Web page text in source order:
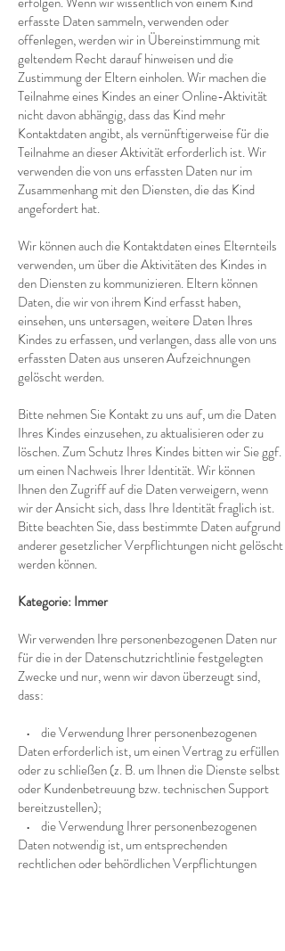
erfasste Daten sammeln, verwenden oder
offenlegen, werden wir in Übereinstimmung mit
geltendem Recht darauf hinweisen und die
Zustimmung der Eltern einholen. Wir machen die
Teilnahme eines Kindes an einer Online-Aktivität
nicht davon abhängig, dass das Kind mehr
Kontaktdaten angibt, als vernünftigerweise für die
Teilnahme an dieser Aktivität erforderlich ist. Wir
verwenden die von uns erfassten Daten nur im
Zusammenhang mit den Diensten, die das Kind
angefordert hat.
Wir können auch die Kontaktdaten eines Elternteils
verwenden, um über die Aktivitäten des Kindes in
den Diensten zu kommunizieren. Eltern können
Daten, die wir von ihrem Kind erfasst haben,
einsehen, uns untersagen, weitere Daten Ihres
Kindes zu erfassen, und verlangen, dass alle von uns
erfassten Daten aus unseren Aufzeichnungen
gelöscht werden.
Bitte nehmen Sie Kontakt zu uns auf, um die Daten
Ihres Kindes einzusehen, zu aktualisieren oder zu
löschen. Zum Schutz Ihres Kindes bitten wir Sie ggf.
um einen Nachweis Ihrer Identität. Wir können
Ihnen den Zugriff auf die Daten verweigern, wenn
wir der Ansicht sich, dass Ihre Identität fraglich ist.
Bitte beachten Sie, dass bestimmte Daten aufgrund
anderer gesetzlicher Verpflichtungen nicht gelöscht
werden können.
Kategorie: Immer
Wir verwenden Ihre personenbezogenen Daten nur
für die in der Datenschutzrichtlinie festgelegten
Zwecke und nur, wenn wir davon überzeugt sind,
dass:
• die Verwendung Ihrer personenbezogenen
Daten erforderlich ist, um einen Vertrag zu erfüllen
oder zu schließen (z. B. um Ihnen die Dienste selbst
oder Kundenbetreuung bzw. technischen Support
bereitzustellen);
• die Verwendung Ihrer personenbezogenen
Daten notwendig ist, um entsprechenden
rechtlichen oder behördlichen Verpflichtungen